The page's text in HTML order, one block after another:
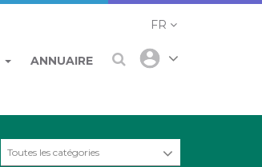
FR
ANNUAIRE
Toutes les catégories